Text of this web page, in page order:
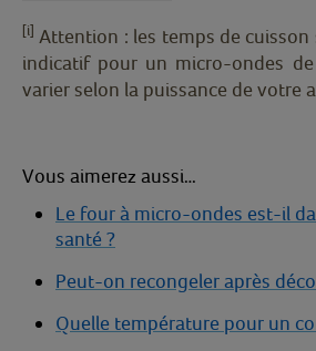
[i] Attention : les temps de
indicatif pour un micro-ondes
varier selon la puissance de votre
Vous aimerez aussi…
Le four à micro-ondes est-il
santé ?
Peut-on recongeler après
Quelle température pour un